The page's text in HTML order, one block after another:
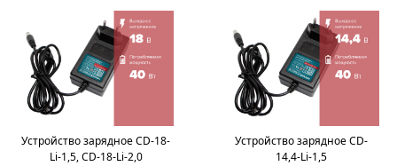
Устройство зарядное CD-18-
Li-1,5, CD-18-Li-2,0
Устройство зарядное CD-
14,4-Li-1,5